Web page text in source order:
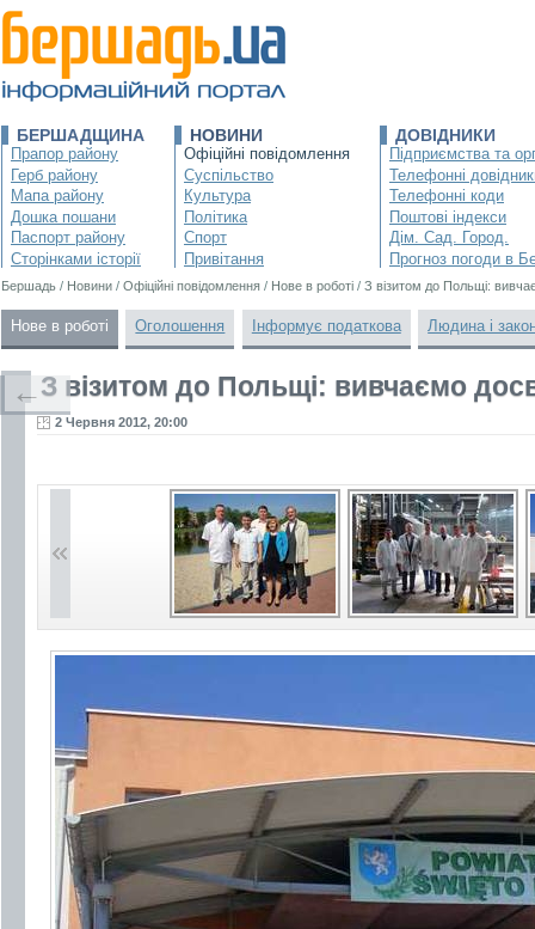
БЕРШАДЩИНА
Прапор району
Герб району
Мапа району
Дошка пошани
Паспорт району
Сторінками історії
НОВИНИ
Офіційні повідомлення
Суспільство
Культура
Політика
Спорт
Привітання
ДОВІДНИКИ
Підприємства та
Телефонні
Телефонні коди
Поштові індекси
Дім. Сад. Город.
Прогноз погоди в
Бершадь / Новини / Офіційні повідомлення / Нове в роботі / З візитом до Польщі:
Нове в роботі Оголошення Інформує податкова Людина і
З візитом до Польщі: вивчаємо
2 Червня 2012, 20:00
←